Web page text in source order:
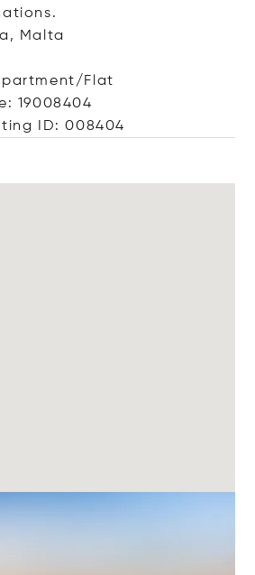
Malta
Flat
19008404
ID: 008404